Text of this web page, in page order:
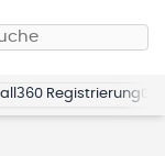
Registrierung